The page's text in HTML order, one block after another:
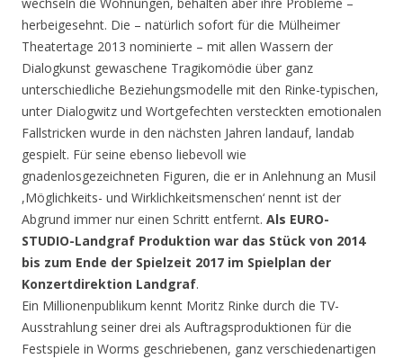
herbeigesehnt. Die – natürlich sofort für die Mülheimer
Theatertage 2013 nominierte – mit allen Wassern der
Dialogkunst gewaschene Tragikomödie über ganz
unterschiedliche Beziehungsmodelle mit den Rinke-typischen,
unter Dialogwitz und Wortgefechten versteckten emotionalen
Fallstricken wurde in den nächsten Jahren landauf, landab
gespielt. Für seine ebenso liebevoll wie
gnadenlosgezeichneten Figuren, die er in Anlehnung an Musil
,Möglichkeits- und Wirklichkeitsmenschen‘ nennt ist der
Abgrund immer nur einen Schritt entfernt. Als EURO-
STUDIO-Landgraf Produktion war das Stück von 2014
bis zum Ende der Spielzeit 2017 im Spielplan der
Konzertdirektion Landgraf.
Ein Millionenpublikum kennt Moritz Rinke durch die TV-
Ausstrahlung seiner drei als Auftragsproduktionen für die
Festspiele in Worms geschriebenen, ganz verschiedenartigen